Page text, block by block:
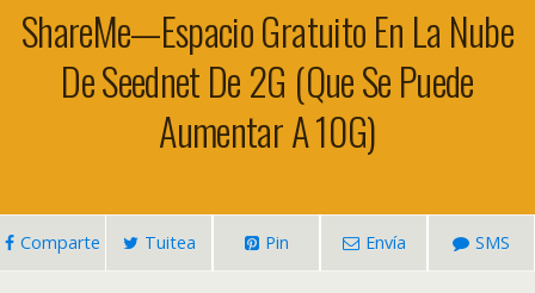
ShareMe—Espacio Gratuito En La Nube
De Seednet De 2G (que Se Puede
Aumentar A 10G)
Comparte Tuitea Pin Envía SMS